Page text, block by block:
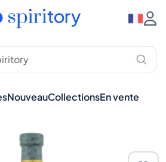
NouveauCollectionsEn vente